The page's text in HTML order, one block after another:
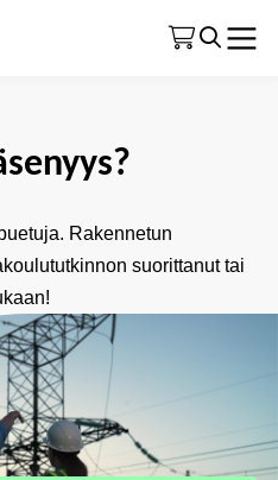
Rakennetun
suorittanut tai